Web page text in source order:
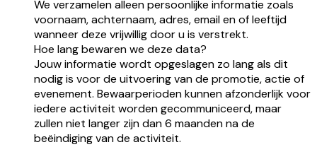
We verzamelen alleen persoonlijke informatie zoals
voornaam, achternaam, adres, email en of leeftijd
wanneer deze vrijwillig door u is verstrekt.
Hoe lang bewaren we deze data?
Jouw informatie wordt opgeslagen zo lang als dit
nodig is voor de uitvoering van de promotie, actie of
evenement. Bewaarperioden kunnen afzonderlijk voor
iedere activiteit worden gecommuniceerd, maar
zullen niet langer zijn dan 6 maanden na de
beëindiging van de activiteit.